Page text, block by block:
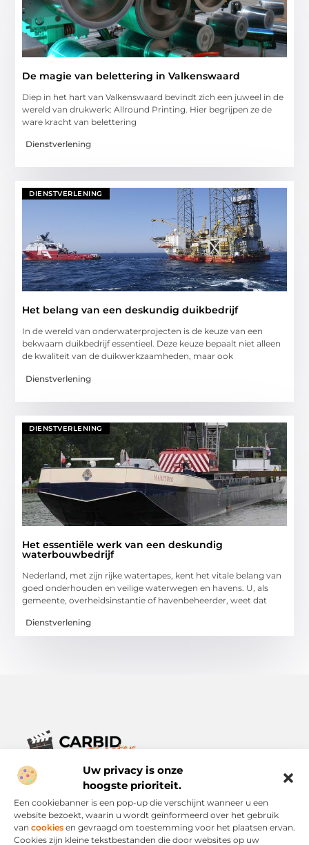
Uw privacy is onze
hoogste prioriteit.
Een cookiebanner is een pop-up die verschijnt wanneer u een
website bezoekt, waarin u wordt geïnformeerd over het gebruik
van cookies en gevraagd om toestemming voor het plaatsen ervan.
Cookies zijn kleine tekstbestanden die door websites op uw
De magie van belettering in Valkenswaard
Diep in het hart van Valkenswaard bevindt zich een juweel in de
wereld van drukwerk: Allround Printing. Hier begrijpen ze de
ware kracht van belettering
Dienstverlening
DIENSTVERLENING
Het belang van een deskundig duikbedrijf
In de wereld van onderwaterprojecten is de keuze van een
bekwaam duikbedrijf essentieel. Deze keuze bepaalt niet alleen
de kwaliteit van de duikwerkzaamheden, maar ook
Dienstverlening
DIENSTVERLENING
Het essentiële werk van een deskundig
waterbouwbedrijf
Nederland, met zijn rijke watertapes, kent het vitale belang van
goed onderhouden en veilige waterwegen en havens. U, als
gemeente, overheidsinstantie of havenbeheerder, weet dat
Dienstverlening
Verhalen die het alledaagse leven verrijken.
Ontdek een breed scala aan blogs en artikelen die je inspireren,
informeren en verrijken – voor elke dag, voor iedereen.
Bericht categorie